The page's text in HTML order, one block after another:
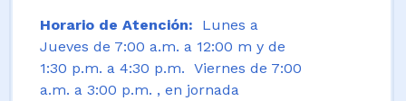
Horario de Atención:
Lunes a
Jueves de 7:00 a.m. a 12:00 m y de
1:30 p.m. a 4:30 p.m. Viernes de 7:00
a.m. a 3:00 p.m. , en jornada